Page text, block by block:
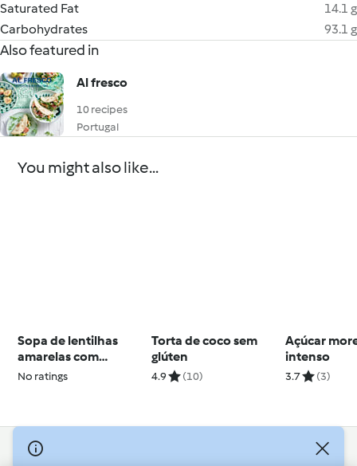
Saturated Fat
14.1 g
Carbohydrates
93.1 g
Also featured in
Al fresco
10 recipes
Portugal
You might also like...
Sopa de lentilhas
amarelas com
almôndegas e creme
No ratings
Torta de coco sem
glúten
4.9 (10)
Açúcar
intenso
3.7 (3)
© Copyright 2026